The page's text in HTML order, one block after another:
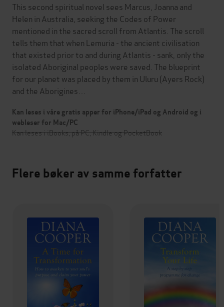
This second spiritual novel sees Marcus, Joanna and
Helen in Australia, seeking the Codes of Power
mentioned in the sacred scroll from Atlantis. The scroll
tells them that when Lemuria - the ancient civilisation
that existed prior to and during Atlantis - sank, only the
isolated Aboriginal peoples were saved. The blueprint
for our planet was placed by them in Uluru (Ayers Rock)
and the Aborigines…
Kan leses i våre gratis apper for iPhone/iPad og Android og i
webleser for Mac/PC
Kan leses i iBooks, på PC, Kindle og PocketBook
Flere bøker av samme forfatter